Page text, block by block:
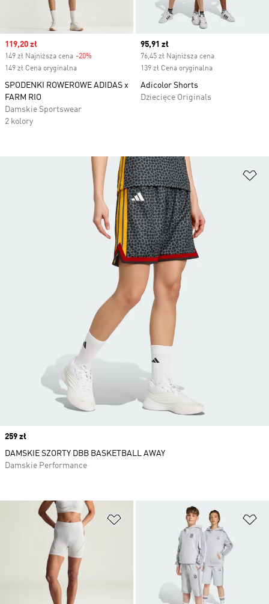
Sale price
119,20 zł
149 zł Najniższa cena -20%
149 zł Cena oryginalna
SPODENKI ROWEROWE ADIDAS x
FARM RIO
Damskie Sportswear
2 kolory
Current price
95,91 zł
76,45 zł Najniższa cena
139 zł Cena oryginalna
Adicolor Shorts
Dziecięce Originals
Dodaj do listy życzeń
Price
259 zł
DAMSKIE SZORTY DBB BASKETBALL AWAY
Damskie Performance